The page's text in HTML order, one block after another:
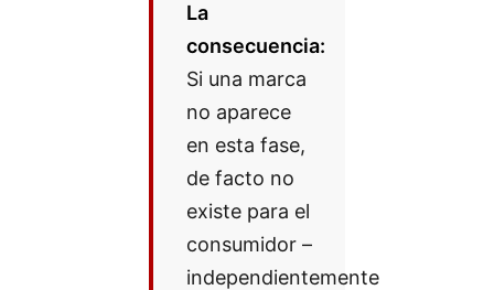
La
consecuencia:
Si una marca
no aparece
en esta fase,
de facto no
existe para el
consumidor –
independientemente